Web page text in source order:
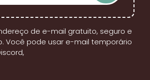
de e-mail gratuito, seguro e
Você pode usar e-mail temporário